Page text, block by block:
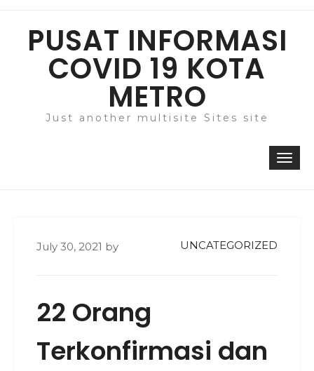
contentPUSAT INFORMASI
COVID 19 KOTA
METRO
Just another multisite Sites site
July 30, 2021 by UNCATEGORIZED
22 Orang
Terkonfirmasi dan